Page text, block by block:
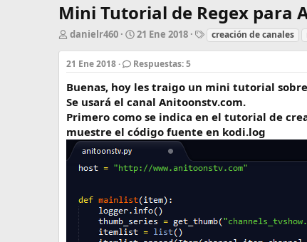
Mini Tutorial de Regex para
A
t
o
r
danielr460
F
c
h
a
d
i
n
i
21 Ene 2018
E
q
u
e
a
s
creación de canales
21 Ene 2018 Respuestas: 5
Buenas, hoy les traigo un mini tutorial
Se usará el canal Anitoonstv.com.
Primero como se indica en el tutorial de
muestre el código fuente en kodi.log